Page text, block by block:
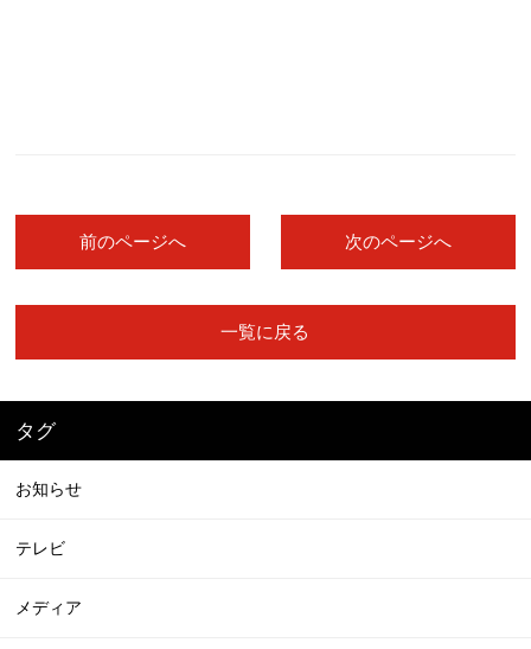
前のページへ
一覧に戻る
次のページへ
タグ
お知らせ
テレビ
メディア